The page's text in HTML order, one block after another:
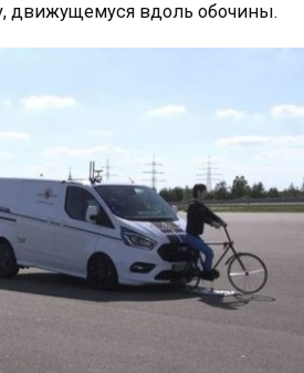
движущемуся вдоль обочины.